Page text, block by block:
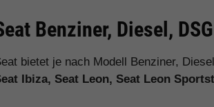
Benziner, Diesel,
bietet je nach Modell Benziner,
Ibiza, Seat Leon, Seat Leon